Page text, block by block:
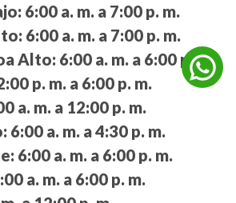
6:00 a. m. a 7:00 p. m.
6:00 a. m. a 7:00 p. m.
Alto: 6:00 a. m. a 6:00 p. m.
p. m. a 6:00 p. m.
a. m. a 12:00 p. m.
6:00 a. m. a 4:30 p. m.
6:00 a. m. a 6:00 p. m.
a. m. a 6:00 p. m.